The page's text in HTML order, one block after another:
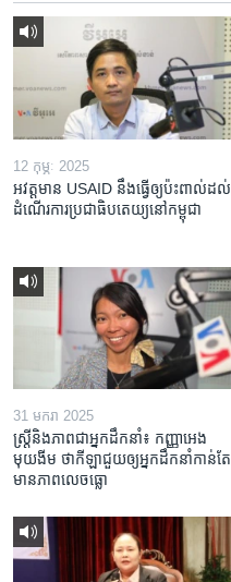
12 កុម្ភៈ 2025
អវត្តមាន USAID នឹងធ្វើឲ្យប៉ះពាល់ដល់
ដំណើរការប្រជាធិបតេយ្យនៅកម្ពុជា
31 មករា 2025
ស្រ្តី​និង​ភាព​ជា​អ្នក​ដឹកនាំ៖ កញ្ញា​អេង
មុយងីម ថា​កីឡា​ជួយឲ្យ​អ្នកដឹកនាំ​កាន់តែ​
មាន​ភាព​លេចធ្លោ